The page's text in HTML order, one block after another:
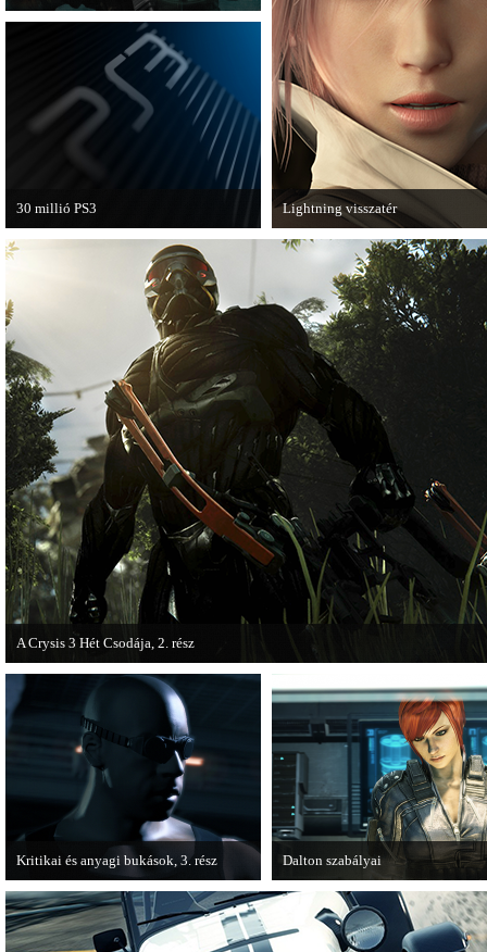
Több jel is utal arra, hogy készülőben
van a Ghost Recon: Future Soldier
következő epizódja.
Lightning visszatér
Megjött a Lightning Returns:
Fantasy XIII című játék első
30 millió PS3
A PAL régióban a PS3 átlépte a 30
milliós eladott darabszámot.
A Crysis 3 Hét Csodája, 2. rész
Megjelent a Crysis 3 videosorozat második része, amely a The Hunt címet
Kritikai és anyagi bukások, 3. rész
A PC Guru "Kritikai és anyagi bukások"
című cikksorozatának utolsó részét
olvashatjuk.
Dalton szabályai
Új videóval jelentkezik az
Games játéka, a Fuse.